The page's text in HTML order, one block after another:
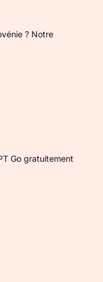
? Notre
Go gratuitement